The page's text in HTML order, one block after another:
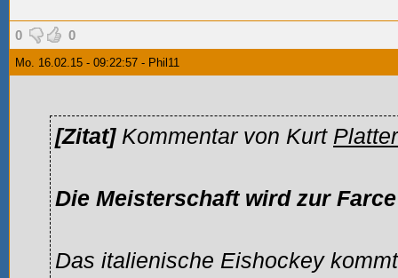
0 0
Mo. 16.02.15 - 09:22:57 - Phil11
[Zitat] Kommentar von Kurt Platter
Die Meisterschaft wird zur Farce
Das italienische Eishockey